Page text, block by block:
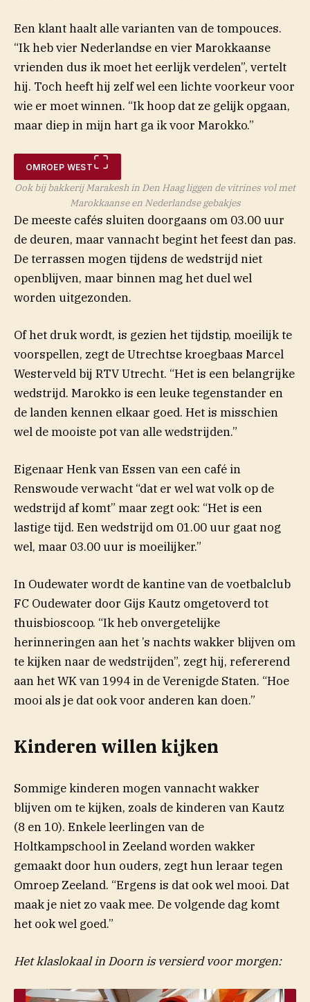
Een klant haalt alle varianten van de tompouces.
“Ik heb vier Nederlandse en vier Marokkaanse
vrienden dus ik moet het eerlijk verdelen”, vertelt
hij. Toch heeft hij zelf wel een lichte voorkeur voor
wie er moet winnen. “Ik hoop dat ze gelijk opgaan,
maar diep in mijn hart ga ik voor Marokko.”
OMROEP WEST
Ook bij bakkerij Marakesh in Den Haag liggen de vitrines vol met
Marokkaanse en Nederlandse gebakjes
De meeste cafés sluiten doorgaans om 03.00 uur
de deuren, maar vannacht begint het feest dan pas.
De terrassen mogen tijdens de wedstrijd niet
openblijven, maar binnen mag het duel wel
worden uitgezonden.
Of het druk wordt, is gezien het tijdstip, moeilijk te
voorspellen, zegt de Utrechtse kroegbaas Marcel
Westerveld bij RTVUtrecht(opent in nieuw venster)
. “Het is een belangrijke
wedstrijd. Marokko is een leuke tegenstander en
de landen kennen elkaar goed. Het is misschien
wel de mooiste pot van alle wedstrijden.”
Eigenaar Henk van Essen van een café in
Renswoude verwacht “dat er wel wat volk op de
wedstrijd af komt” maar zegt ook: “Het is een
lastige tijd. Een wedstrijd om 01.00 uur gaat nog
wel, maar 03.00 uur is moeilijker.”
In Oudewater wordt de kantine van de voetbalclub
FC Oudewater door Gijs Kautz omgetoverd tot
thuisbioscoop. “Ik heb onvergetelijke
herinneringen aan het ’s nachts wakker blijven om
te kijken naar de wedstrijden”, zegt hij, refererend
aan het WK van 1994 in de Verenigde Staten. “Hoe
mooi als je dat ook voor anderen kan doen.”
Kinderen willen kijken
Sommige kinderen mogen vannacht wakker
blijven om te kijken, zoals de kinderen van Kautz
(8 en 10). Enkele leerlingen van de
Holtkampschool in Zeeland worden wakker
gemaakt door hun ouders, zegt hun leraar tegen
Omroep Zeeland. “Ergens is dat ook wel mooi. Dat
maak je niet zo vaak mee. De volgende dag komt
het ook wel goed.”
Het klaslokaal in Doorn is versierd voor morgen: